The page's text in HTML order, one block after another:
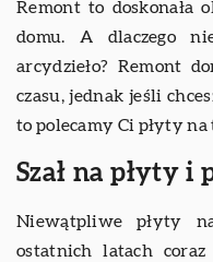
Remont to doskonała
domu. A dlaczego
arcydzieło? Remont
czasu, jednak jeśli
to polecamy Ci płyty na
Szał na płyty i
Niewątpliwe płyty
ostatnich latach